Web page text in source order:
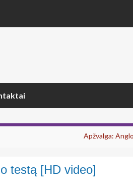
Apžvalga:
testą [HD video]